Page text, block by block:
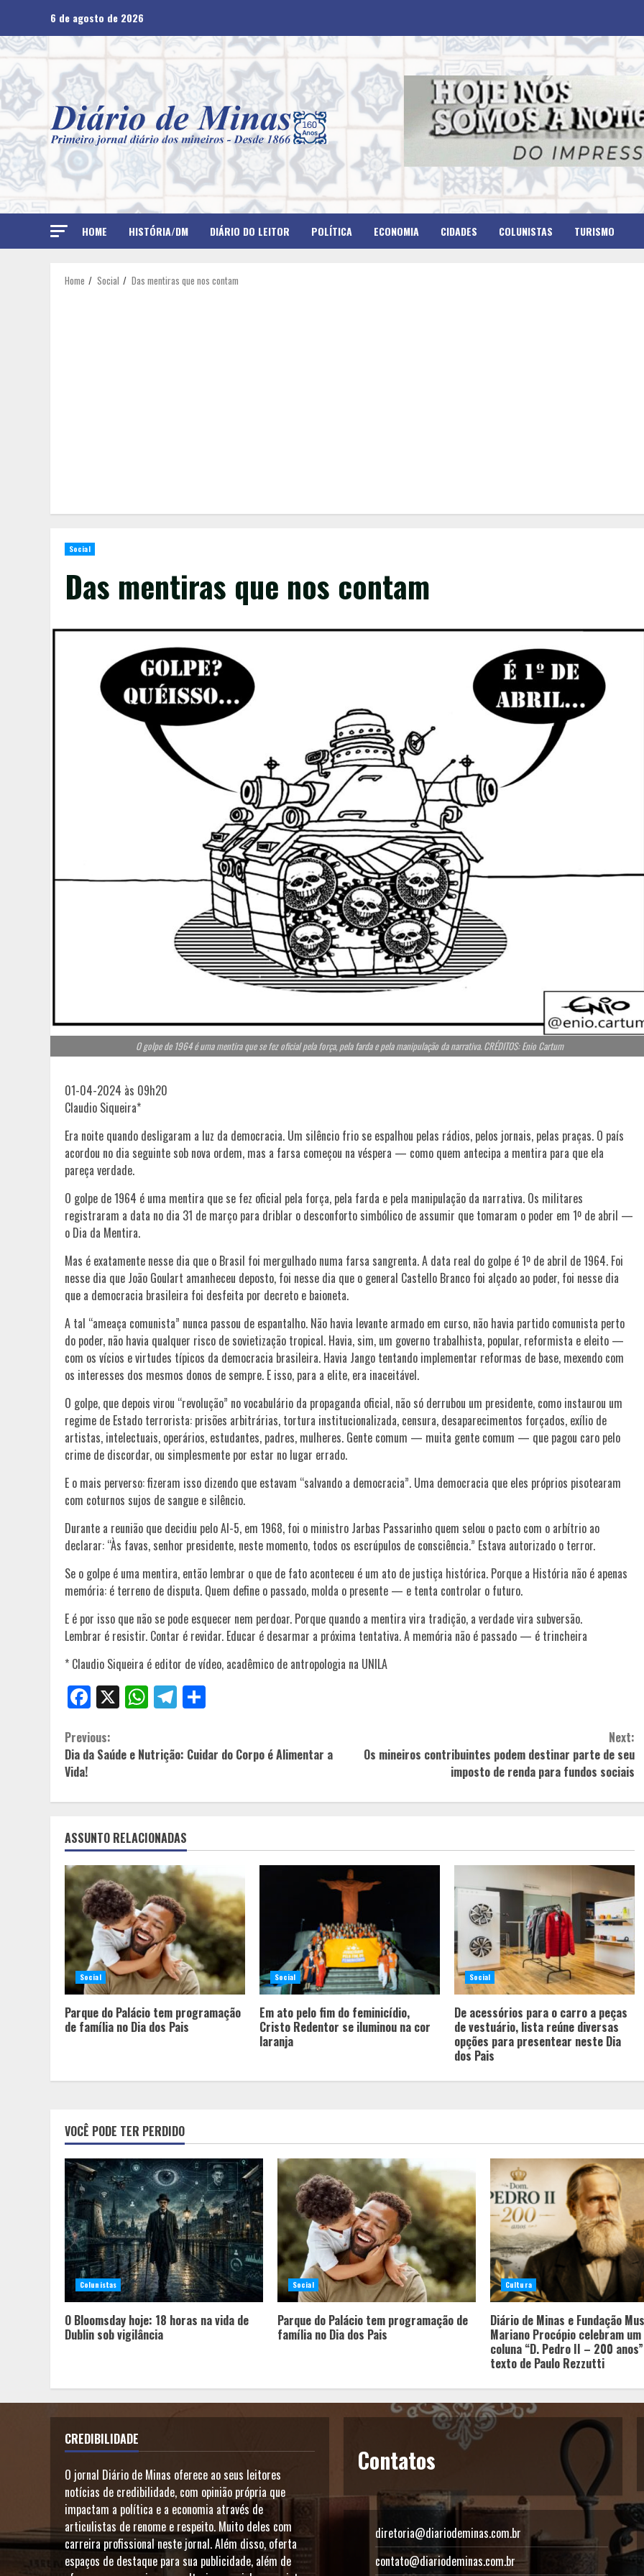
content
6 de agosto de 2026
HOME HISTÓRIA/DM DIÁRIO DO LEITOR POLÍTICA ECONOMIA CIDADES COLUNISTAS TURISMO
Home Social Das mentiras que nos contam
Social
Das mentiras que nos contam
O golpe de 1964 é uma mentira que se fez oficial pela força, pela farda e pela manipulação da narrativa. CRÉDITOS: Enio Cartum
01-04-2024 às 09h20
Claudio Siqueira*
Era noite quando desligaram a luz da democracia. Um silêncio frio se espalhou pelas rádios, pelos jornais, pelas praças. O país
acordou no dia seguinte sob nova ordem, mas a farsa começou na véspera — como quem antecipa a mentira para que ela
pareça verdade.
O golpe de 1964 é uma mentira que se fez oficial pela força, pela farda e pela manipulação da narrativa. Os militares
registraram a data no dia 31 de março para driblar o desconforto simbólico de assumir que tomaram o poder em 1º de abril —
o Dia da Mentira.
Mas é exatamente nesse dia que o Brasil foi mergulhado numa farsa sangrenta. A data real do golpe é 1º de abril de 1964. Foi
nesse dia que João Goulart amanheceu deposto, foi nesse dia que o general Castello Branco foi alçado ao poder, foi nesse dia
que a democracia brasileira foi desfeita por decreto e baioneta.
A tal “ameaça comunista” nunca passou de espantalho. Não havia levante armado em curso, não havia partido comunista perto
do poder, não havia qualquer risco de sovietização tropical. Havia, sim, um governo trabalhista, popular, reformista e eleito —
com os vícios e virtudes típicos da democracia brasileira. Havia Jango tentando implementar reformas de base, mexendo com
os interesses dos mesmos donos de sempre. E isso, para a elite, era inaceitável.
O golpe, que depois virou “revolução” no vocabulário da propaganda oficial, não só derrubou um presidente, como instaurou um
regime de Estado terrorista: prisões arbitrárias, tortura institucionalizada, censura, desaparecimentos forçados, exílio de
artistas, intelectuais, operários, estudantes, padres, mulheres. Gente comum — muita gente comum — que pagou caro pelo
crime de discordar, ou simplesmente por estar no lugar errado.
E o mais perverso: fizeram isso dizendo que estavam “salvando a democracia”. Uma democracia que eles próprios pisotearam
com coturnos sujos de sangue e silêncio.
Durante a reunião que decidiu pelo AI-5, em 1968, foi o ministro Jarbas Passarinho quem selou o pacto com o arbítrio ao
declarar: “Às favas, senhor presidente, neste momento, todos os escrúpulos de consciência.” Estava autorizado o terror.
Se o golpe é uma mentira, então lembrar o que de fato aconteceu é um ato de justiça histórica. Porque a História não é apenas
memória: é terreno de disputa. Quem define o passado, molda o presente — e tenta controlar o futuro.
E é por isso que não se pode esquecer nem perdoar. Porque quando a mentira vira tradição, a verdade vira subversão.
Lembrar é resistir. Contar é revidar. Educar é desarmar a próxima tentativa. A memória não é passado — é trincheira
* Claudio Siqueira é editor de vídeo, acadêmico de antropologia na UNILA
Facebook
X WhatsApp
Telegram
Continue
Reading
Previous:
Dia da Saúde e Nutrição: Cuidar do Corpo é Alimentar a
Vida!
Next:
Os mineiros contribuintes podem destinar parte de seu
imposto de renda para fundos sociais
ASSUNTO RELACIONADAS
Social
Parque do Palácio tem programação
de família no Dia dos Pais
Social
Em ato pelo fim do feminicídio,
Cristo Redentor se iluminou na cor
laranja
Social
De acessórios para o carro a peças
de vestuário, lista reúne diversas
opções para presentear neste Dia
dos Pais
VOCÊ PODE TER PERDIDO
Colunistas
O Bloomsday hoje: 18 horas na vida de
Dublin sob vigilância
Social
Parque do Palácio tem programação de
família no Dia dos Pais
Cultura
Diário de Minas e Fundação
Mariano Procópio celebram um
coluna “D. Pedro II – 200
texto de Paulo Rezzutti
CREDIBILIDADE
O jornal Diário de Minas oferece ao seus leitores
notícias de credibilidade, com opinião própria que
impactam a política e a economia através de
articulistas de renome e respeito. Muito deles com
carreira profissional neste jornal. Além disso, oferta
espaços de destaque para sua publicidade, além de
Contatos
diretoria@diariodeminas.com.br
contato@diariodeminas.com.br